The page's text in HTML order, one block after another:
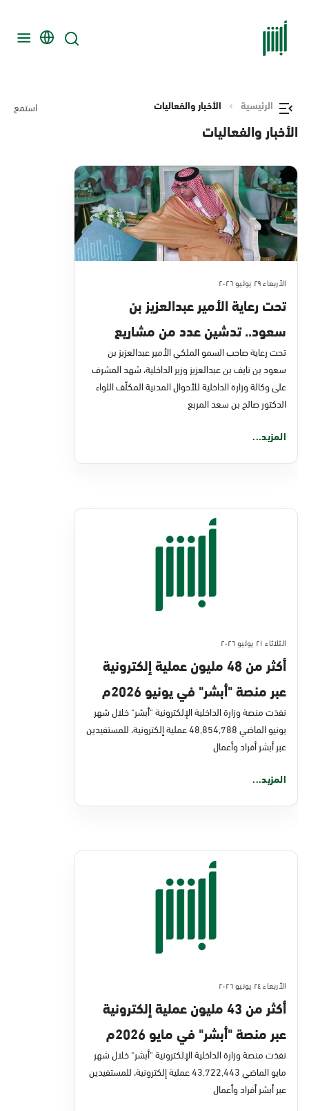
الرئيسية الأخبار والفعاليات استمع
الأخبار والفعاليات
الأربعاء ٢٩ يوليو ٢٠٢٦
تحت رعاية الأمير عبدالعزيز بن
سعود.. تدشين عدد من مشاريع
التحول الرقمي والخدمات الإلكترونية
للأحوال المدنية
تحت رعاية صاحب السمو الملكي الأمير عبدالعزيز بن
سعود بن نايف بن عبدالعزيز وزير الداخلية، شهد المشرف
على وكالة وزارة الداخلية للأحوال المدنية المكلّف اللواء
الدكتور صالح بن سعد المربع
المزيد...
الثلاثاء ٢١ يوليو ٢٠٢٦
أكثر من 48 مليون عملية إلكترونية
عبر منصة "أبشر" في يونيو 2026م
نفذت منصة وزارة الداخلية الإلكترونية "أبشر" خلال شهر
يونيو الماضي 48,854,788 عملية إلكترونية، للمستفيدين
عبر أبشر أفراد وأعمال
المزيد...
الأربعاء ٢٤ يونيو ٢٠٢٦
أكثر من 43 مليون عملية إلكترونية
عبر منصة "أبشر" في مايو 2026م
نفذت منصة وزارة الداخلية الإلكترونية "أبشر" خلال شهر
مايو الماضي 43,722,443 عملية إلكترونية، للمستفيدين
عبر أبشر أفراد وأعمال